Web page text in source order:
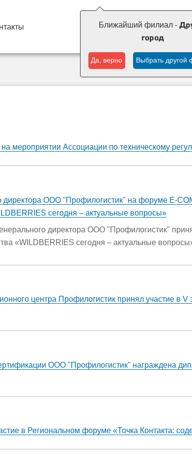
Ближайший филиал -
город
Да, верно Выбрать другой
мероприятии Ассоциации по техническому
директора ООО "Профилогистик" на форуме E-
сегодня – актуальные вопросы»
директора ООО "Профилогистик"
«WILDBERRIES сегодня – актуальные
центра Профилогистик принял участие в V
ООО "Профилогистик" награждена
в Региональном форуме «Точка Контакта: